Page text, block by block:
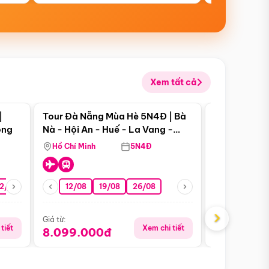
Xem tất cả
08 26/08 05/09 09/09 12/09
tiết
Điểm nổi bật
Tour Đà Nẵng Mùa Hè 5N4Đ | Bà
Nà - Hội An - Huế - La Vang -
Động Thiên Đường
Hồ Chí Minh 5N4Đ
12/08 19/08 26/08
Giá từ:
8.099.000đ Xem chi tiết
Giá từ:
›